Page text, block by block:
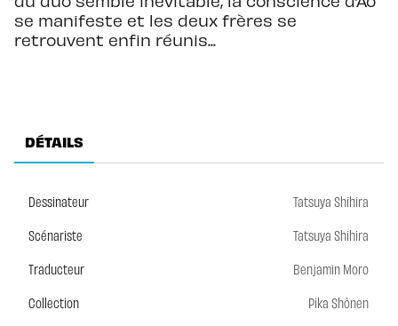
se manifeste et les deux frères se
retrouvent enfin réunis...
DÉTAILS
Dessinateur
Tatsuya Shihira
Scénariste
Tatsuya Shihira
Traducteur
Benjamin Moro
Collection
Pika Shônen